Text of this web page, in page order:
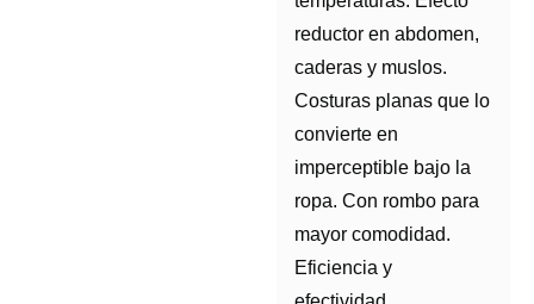
reductor en abdomen,
caderas y muslos.
Costuras planas que lo
convierte en
imperceptible bajo la
ropa. Con rombo para
mayor comodidad.
Eficiencia y